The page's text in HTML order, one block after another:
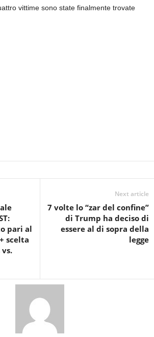
vittime sono state finalmente trovate
pari al
scelta
Next article
7 volte lo “zar del confine”
di Trump ha deciso di
essere al di sopra della
legge